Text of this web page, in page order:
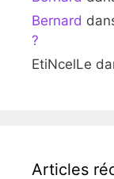
Bernard
?
EtiNcelLe
Articles